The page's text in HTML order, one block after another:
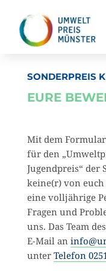
SONDERPREIS
EURE
Mit dem
für den
Jugendpreis“ der
keine(r) von
eine volljährige
Fragen und
uns. Das Team
E-Mail an
unter Telefon